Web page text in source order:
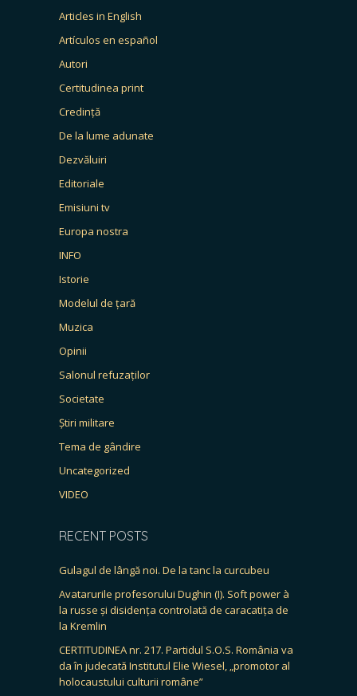
Articles in English
Artículos en español
Autori
Certitudinea print
Credință
De la lume adunate
Dezvăluiri
Editoriale
Emisiuni tv
Europa nostra
INFO
Istorie
Modelul de țară
Muzica
Opinii
Salonul refuzaților
Societate
Știri militare
Tema de gândire
Uncategorized
VIDEO
RECENT POSTS
Gulagul de lângă noi. De la tanc la curcubeu
Avatarurile profesorului Dughin (I). Soft power à
la russe și disidența controlată de caracatița de
la Kremlin
CERTITUDINEA nr. 217. Partidul S.O.S. România va
da în judecată Institutul Elie Wiesel, „promotor al
holocaustului culturii române”